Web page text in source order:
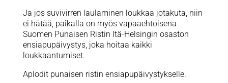
Ja jos suvivirren laulaminen loukkaa jotakuta, niin
ei hätää, paikalla on myös vapaaehtoisena
Suomen Punaisen Ristin Itä-Helsingin osaston
ensiapupäivystys, joka hoitaa kaikki
loukkaantumiset.
Aplodit punaisen ristin ensiapupäivystykselle.